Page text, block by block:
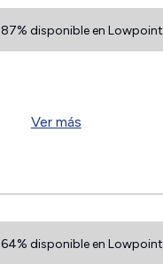
87% disponible en Lowpoint
Ver más
64% disponible en Lowpoint